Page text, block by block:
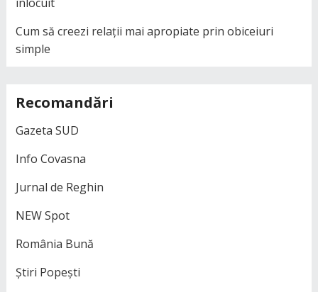
Cum să creezi relații mai apropiate prin obiceiuri
simple
Recomandări
Gazeta SUD
Info Covasna
Jurnal de Reghin
NEW Spot
România Bună
Știri Popești